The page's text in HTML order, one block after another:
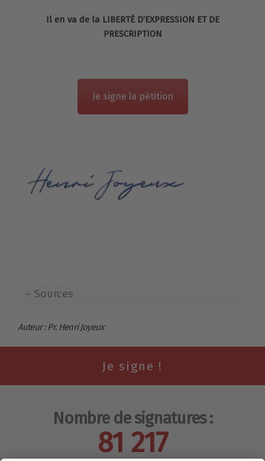
Il en va de la LIBERTÉ D’EXPRESSION ET DE
PRESCRIPTION
Je signe la pétition
Sources
Auteur : Pr. Henri Joyeux
Nombre de signatures :
81 217